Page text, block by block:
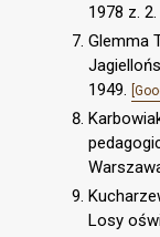
1978 z. 2.
Glemma
1949.
Losy